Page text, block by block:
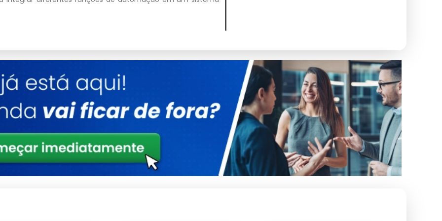
Detalhes
0,2 kg
16A
220V
aumentando a flexibilidade do sistema.
existentes, facilitando atualizações.
garantindo longa vida útil.